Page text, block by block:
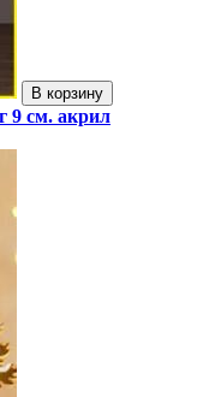
В корзину
9 см. акрил